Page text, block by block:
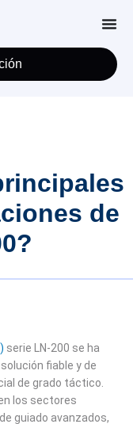
de
serie LN-200 se ha
fiable y de
de grado táctico.
los sectores
guiado avanzados,